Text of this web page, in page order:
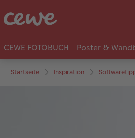
CEWE FOTOBUCH Poster &
Startseite Inspiration